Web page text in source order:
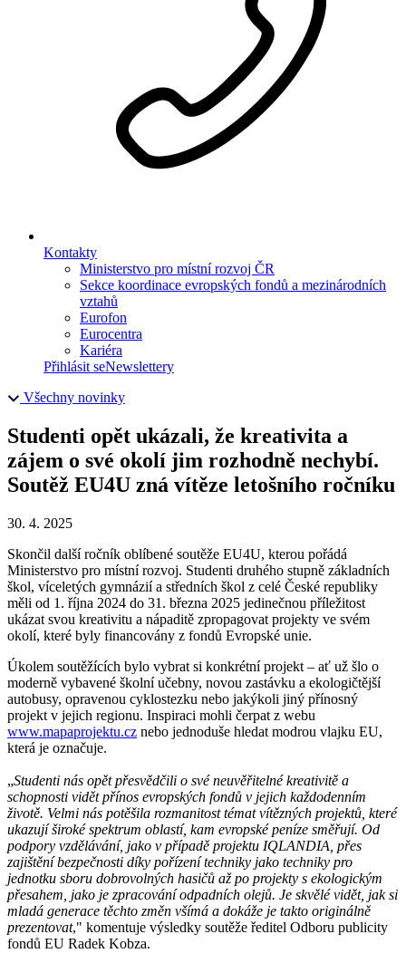
Kontakty
Ministerstvo pro místní rozvoj ČR
Sekce koordinace evropských fondů a mezinárodních
vztahů
Eurofon
Eurocentra
Kariéra
Přihlásit seNewslettery
Všechny novinky
Studenti opět ukázali, že kreativita a
zájem o své okolí jim rozhodně nechybí.
Soutěž EU4U zná vítěze letošního ročníku
30. 4. 2025
Skončil další ročník oblíbené soutěže EU4U, kterou pořádá
Ministerstvo pro místní rozvoj. Studenti druhého stupně základních
škol, víceletých gymnázií a středních škol z celé České republiky
měli od 1. října 2024 do 31. března 2025 jedinečnou příležitost
ukázat svou kreativitu a nápaditě zpropagovat projekty ve svém
okolí, které byly financovány z fondů Evropské unie.
Úkolem soutěžících bylo vybrat si konkrétní projekt – ať už šlo o
moderně vybavené školní učebny, novou zastávku a ekologičtější
autobusy, opravenou cyklostezku nebo jakýkoli jiný přínosný
projekt v jejich regionu. Inspiraci mohli čerpat z webu
www.mapaprojektu.cz nebo jednoduše hledat modrou vlajku EU,
která je označuje.
„Studenti nás opět přesvědčili o své neuvěřitelné kreativitě a
schopnosti vidět přínos evropských fondů v jejich každodenním
životě. Velmi nás potěšila rozmanitost témat vítězných projektů, které
ukazují široké spektrum oblastí, kam evropské peníze směřují. Od
podpory vzdělávání, jako v případě projektu IQLANDIA, přes
zajištění bezpečnosti díky pořízení techniky jako techniky pro
jednotku sboru dobrovolných hasičů až po projekty s ekologickým
přesahem, jako je zpracování odpadních olejů. Je skvělé vidět, jak si
mladá generace těchto změn všímá a dokáže je takto originálně
prezentovat," komentuje výsledky soutěže ředitel Odboru publicity
fondů EU Radek Kobza.